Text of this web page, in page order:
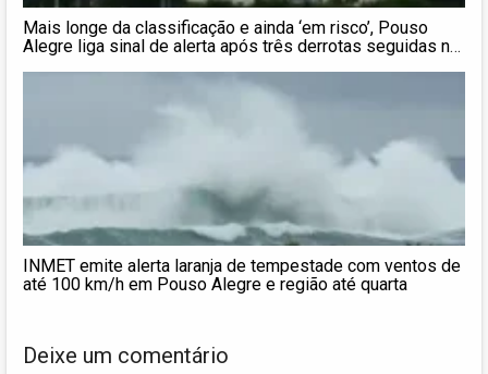
Mais longe da classificação e ainda ‘em risco’, Pouso
Alegre liga sinal de alerta após três derrotas seguidas no
INMET emite alerta laranja de tempestade com ventos de
até 100 km/h em Pouso Alegre e região até quarta
Deixe um comentário